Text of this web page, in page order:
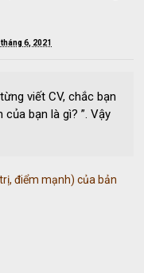
6, 2021
viết CV, chắc bạn
bạn là gì? ”. Vậy
điểm mạnh) của bản